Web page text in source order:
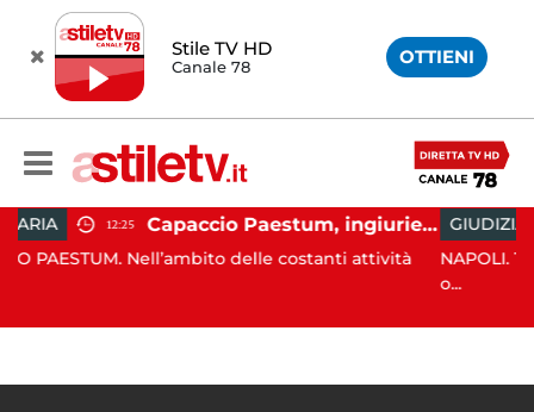
Stile TV HD
Canale 78 OTTIENI
Capaccio Paestum, ingiurie alla Polizia Municipale sui social: indagato un cittadino
delle costanti attività
GIUDIZIARIA 13:26
NAPOLI. Trovato